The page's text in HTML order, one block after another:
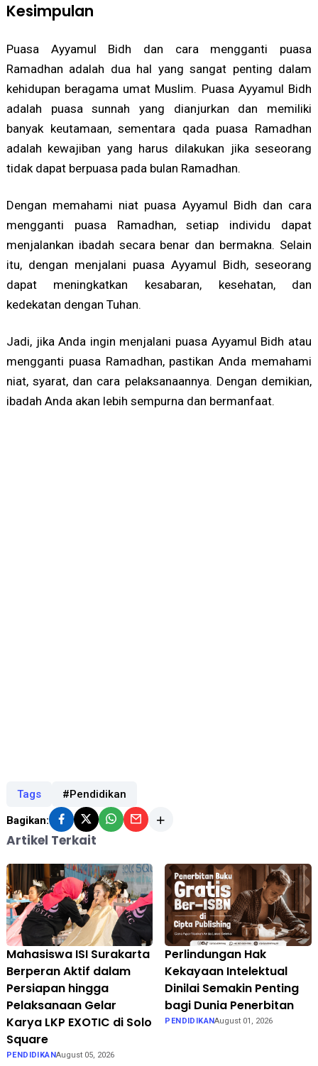
Kesimpulan
Puasa Ayyamul Bidh dan cara mengganti puasa
Ramadhan adalah dua hal yang sangat penting dalam
kehidupan beragama umat Muslim. Puasa Ayyamul Bidh
adalah puasa sunnah yang dianjurkan dan memiliki
banyak keutamaan, sementara qada puasa Ramadhan
adalah kewajiban yang harus dilakukan jika seseorang
tidak dapat berpuasa pada bulan Ramadhan.
Dengan memahami niat puasa Ayyamul Bidh dan cara
mengganti puasa Ramadhan, setiap individu dapat
menjalankan ibadah secara benar dan bermakna. Selain
itu, dengan menjalani puasa Ayyamul Bidh, seseorang
dapat meningkatkan kesabaran, kesehatan, dan
kedekatan dengan Tuhan.
Jadi, jika Anda ingin menjalani puasa Ayyamul Bidh atau
mengganti puasa Ramadhan, pastikan Anda memahami
niat, syarat, dan cara pelaksanaannya. Dengan demikian,
ibadah Anda akan lebih sempurna dan bermanfaat.
Tags #Pendidikan
Bagikan:
Artikel Terkait
Mahasiswa ISI Surakarta
Berperan Aktif dalam
Persiapan hingga
Pelaksanaan Gelar
Karya LKP EXOTIC di Solo
Square
PENDIDIKANAugust 05, 2026
Perlindungan Hak
Kekayaan Intelektual
Dinilai Semakin Penting
bagi Dunia Penerbitan
PENDIDIKANAugust 01, 2026